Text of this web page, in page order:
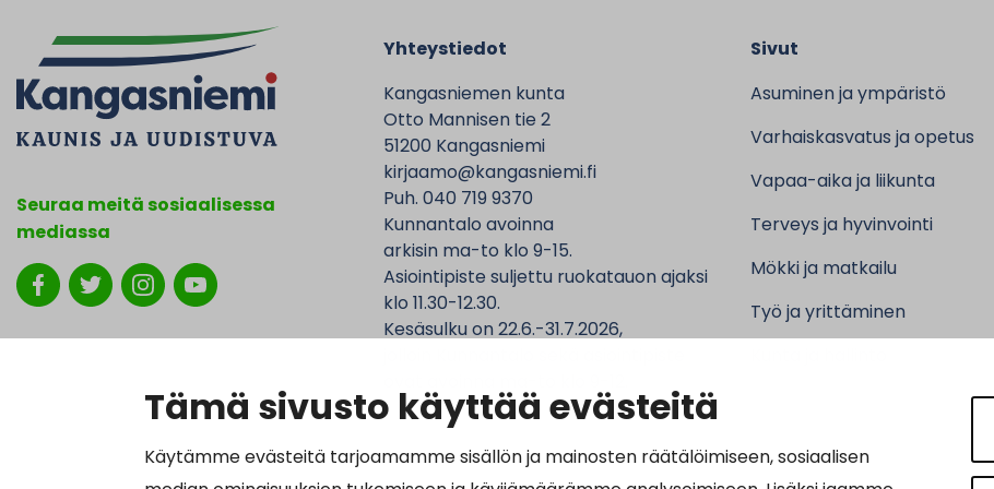
Tämä sivusto käyttää evästeitä
Käytämme evästeitä tarjoamamme sisällön ja mainosten räätälöimiseen, sosiaalisen
Seuraa meitä sosiaalisessa
mediassa
Yhteystiedot
Kangasniemen kunta
Otto Mannisen tie 2
51200 Kangasniemi
kirjaamo@kangasniemi.fi
Puh. 040 719 9370
Kunnantalo avoinna
arkisin ma-to klo 9-15.
Asiointipiste suljettu ruokatauon ajaksi
klo 11.30-12.30.
Kesäsulku on 22.6.-31.7.2026,
Sivut
Asuminen ja ympäristö
Varhaiskasvatus ja opetus
Vapaa-aika ja liikunta
Terveys ja hyvinvointi
Mökki ja matkailu
Työ ja yrittäminen